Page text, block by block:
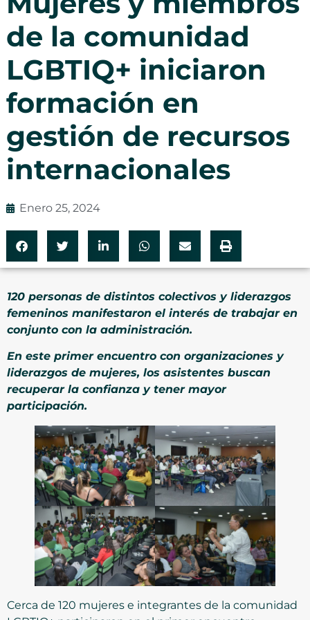
de la comunidad
LGBTIQ+ iniciaron
formación en
gestión de recursos
internacionales
Enero 25, 2024
120 personas de distintos colectivos y liderazgos
femeninos manifestaron el interés de trabajar en
conjunto con la administración.
En este primer encuentro con organizaciones y
liderazgos de mujeres, los asistentes buscan
recuperar la confianza y tener mayor
participación.
Cerca de 120 mujeres e integrantes de la comunidad